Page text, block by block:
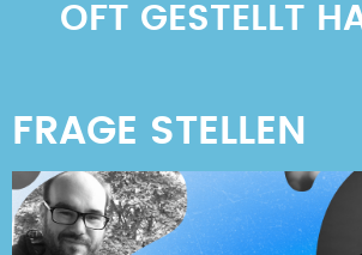
OFT GESTELLT